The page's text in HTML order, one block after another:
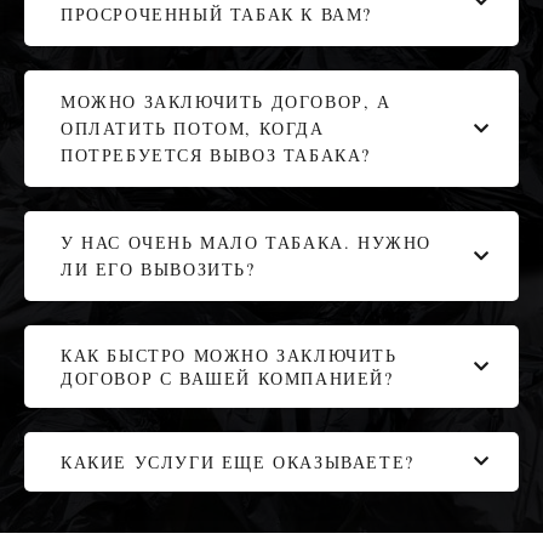
ПРОСРОЧЕННЫЙ ТАБАК К ВАМ?
МОЖНО ЗАКЛЮЧИТЬ ДОГОВОР, А
ОПЛАТИТЬ ПОТОМ, КОГДА
ПОТРЕБУЕТСЯ ВЫВОЗ ТАБАКА?
У НАС ОЧЕНЬ МАЛО ТАБАКА. НУЖНО
ЛИ ЕГО ВЫВОЗИТЬ?
КАК БЫСТРО МОЖНО ЗАКЛЮЧИТЬ
ДОГОВОР С ВАШЕЙ КОМПАНИЕЙ?
КАКИЕ УСЛУГИ ЕЩЕ ОКАЗЫВАЕТЕ?